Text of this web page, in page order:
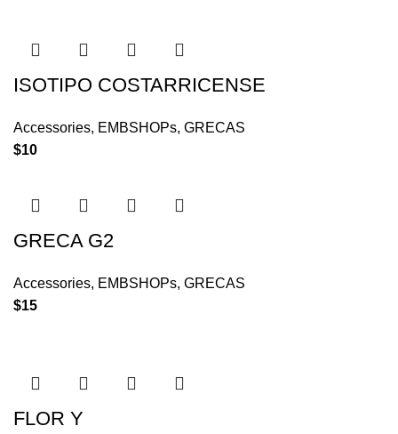
ISOTIPO COSTARRICENSE
Accessories, EMBSHOPs, GRECAS
$10
GRECA G2
Accessories, EMBSHOPs, GRECAS
$15
FLOR Y